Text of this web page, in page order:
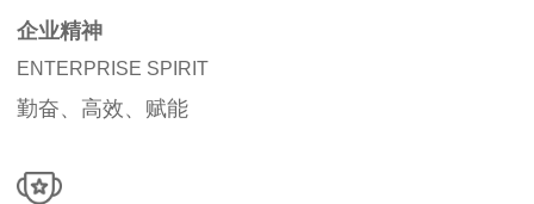
企业精神
ENTERPRISE SPIRIT
勤奋、高效、赋能